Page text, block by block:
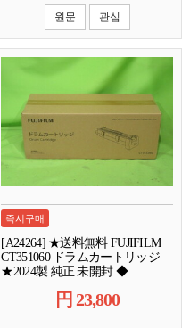
원문
관심
즉시구매
[A24264] ★送料無料 FUJIFILM
CT351060 ドラムカートリッジ
★2024製 純正 未開封 ◆
円 23,800